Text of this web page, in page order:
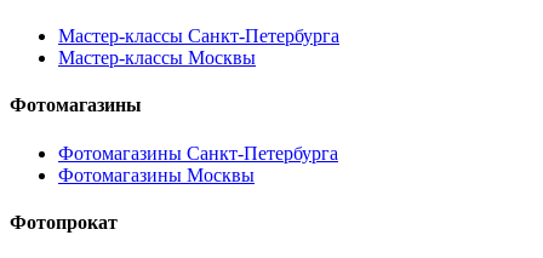
Мастер-классы Санкт-Петербурга
Мастер-классы Москвы
Фотомагазины
Фотомагазины Санкт-Петербурга
Фотомагазины Москвы
Фотопрокат